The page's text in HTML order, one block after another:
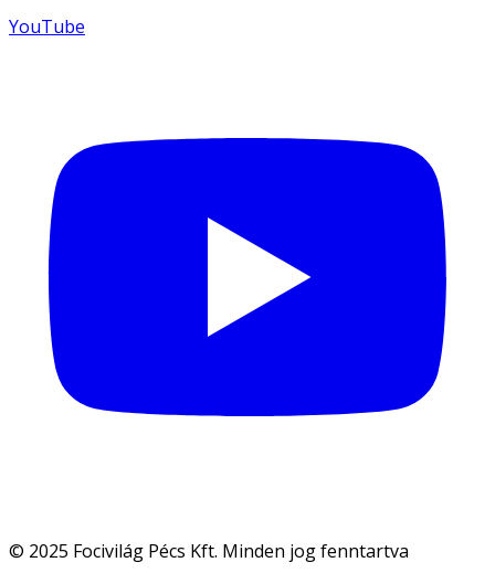
YouTube
© 2025 Focivilág Pécs Kft. Minden jog fenntartva